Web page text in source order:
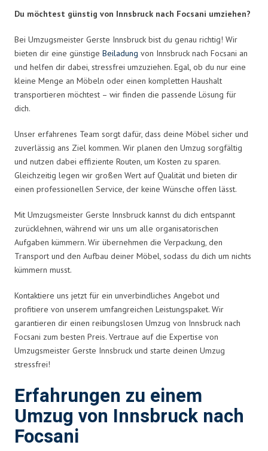
Du möchtest günstig von Innsbruck nach Focsani umziehen?
Bei Umzugsmeister Gerste Innsbruck bist du genau richtig! Wir
bieten dir eine günstige Beiladung von Innsbruck nach Focsani an
und helfen dir dabei, stressfrei umzuziehen. Egal, ob du nur eine
kleine Menge an Möbeln oder einen kompletten Haushalt
transportieren möchtest – wir finden die passende Lösung für
dich.
Unser erfahrenes Team sorgt dafür, dass deine Möbel sicher und
zuverlässig ans Ziel kommen. Wir planen den Umzug sorgfältig
und nutzen dabei effiziente Routen, um Kosten zu sparen.
Gleichzeitig legen wir großen Wert auf Qualität und bieten dir
einen professionellen Service, der keine Wünsche offen lässt.
Mit Umzugsmeister Gerste Innsbruck kannst du dich entspannt
zurücklehnen, während wir uns um alle organisatorischen
Aufgaben kümmern. Wir übernehmen die Verpackung, den
Transport und den Aufbau deiner Möbel, sodass du dich um nichts
kümmern musst.
Kontaktiere uns jetzt für ein unverbindliches Angebot und
profitiere von unserem umfangreichen Leistungspaket. Wir
garantieren dir einen reibungslosen Umzug von Innsbruck nach
Focsani zum besten Preis. Vertraue auf die Expertise von
Umzugsmeister Gerste Innsbruck und starte deinen Umzug
stressfrei!
Erfahrungen zu einem
Umzug von Innsbruck nach
Focsani